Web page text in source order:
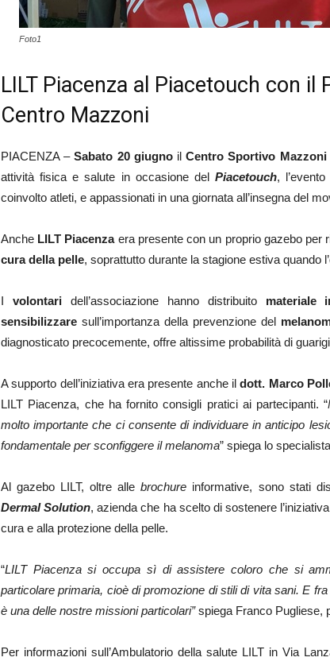
Foto1
LILT Piacenza al Piacetouch con il
Centro Mazzoni
PIACENZA –Sabato 20 giugnoilCentro Sportivo Mazzoni
attività fisica e salute in occasione del Piacetouch,
coinvolto atleti, e appassionati in una giornata all’insegna del
Anche LILT Piacenza era presente con un proprio gazebo per
cura della pelle, soprattutto durante la stagione estiva quando
I volontari dell’associazione hanno distribuito materiale
sensibilizzare sull’importanza della prevenzione del
diagnosticato precocemente, offre altissime probabilità di
A supporto dell’iniziativa era presente anche ildott. Marco
LILT Piacenza, che ha fornito consigli pratici ai partecipanti. “
molto importante che ci consente di individuare in anticipo
fondamentale per sconfiggere il melanoma” spiega lo
Al gazebo LILT, oltre allebrochure informative, sono stati
Dermal Solution, azienda che ha scelto di sostenere
cura e alla protezione della pelle.
“LILT Piacenza si occupa sì di assistere coloro che si
particolare primaria, cioè di promozione di stili di vita sani. E
è una delle nostre missioni particolari”spiega Franco Pugliese,
Per informazioni sull’Ambulatorio della salute LILT in Via